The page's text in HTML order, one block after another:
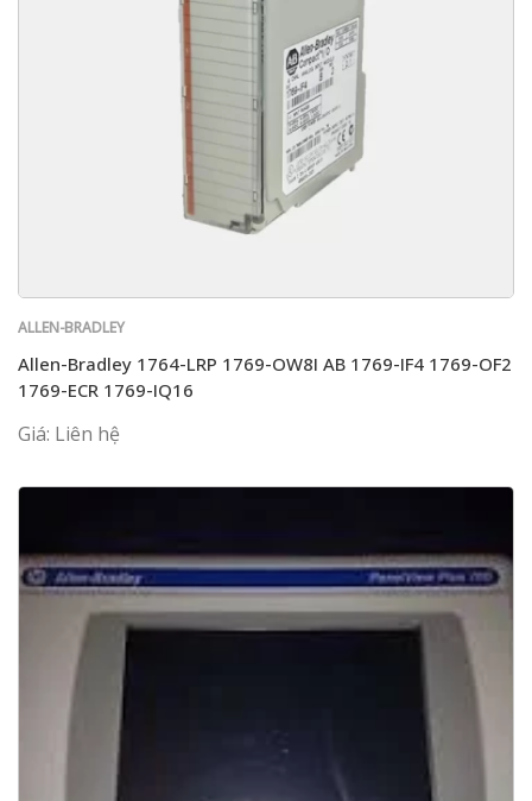
ALLEN-BRADLEY
Allen-Bradley 1764-LRP 1769-OW8I AB 1769-IF4 1769-OF2
1769-ECR 1769-IQ16
Giá: Liên hệ